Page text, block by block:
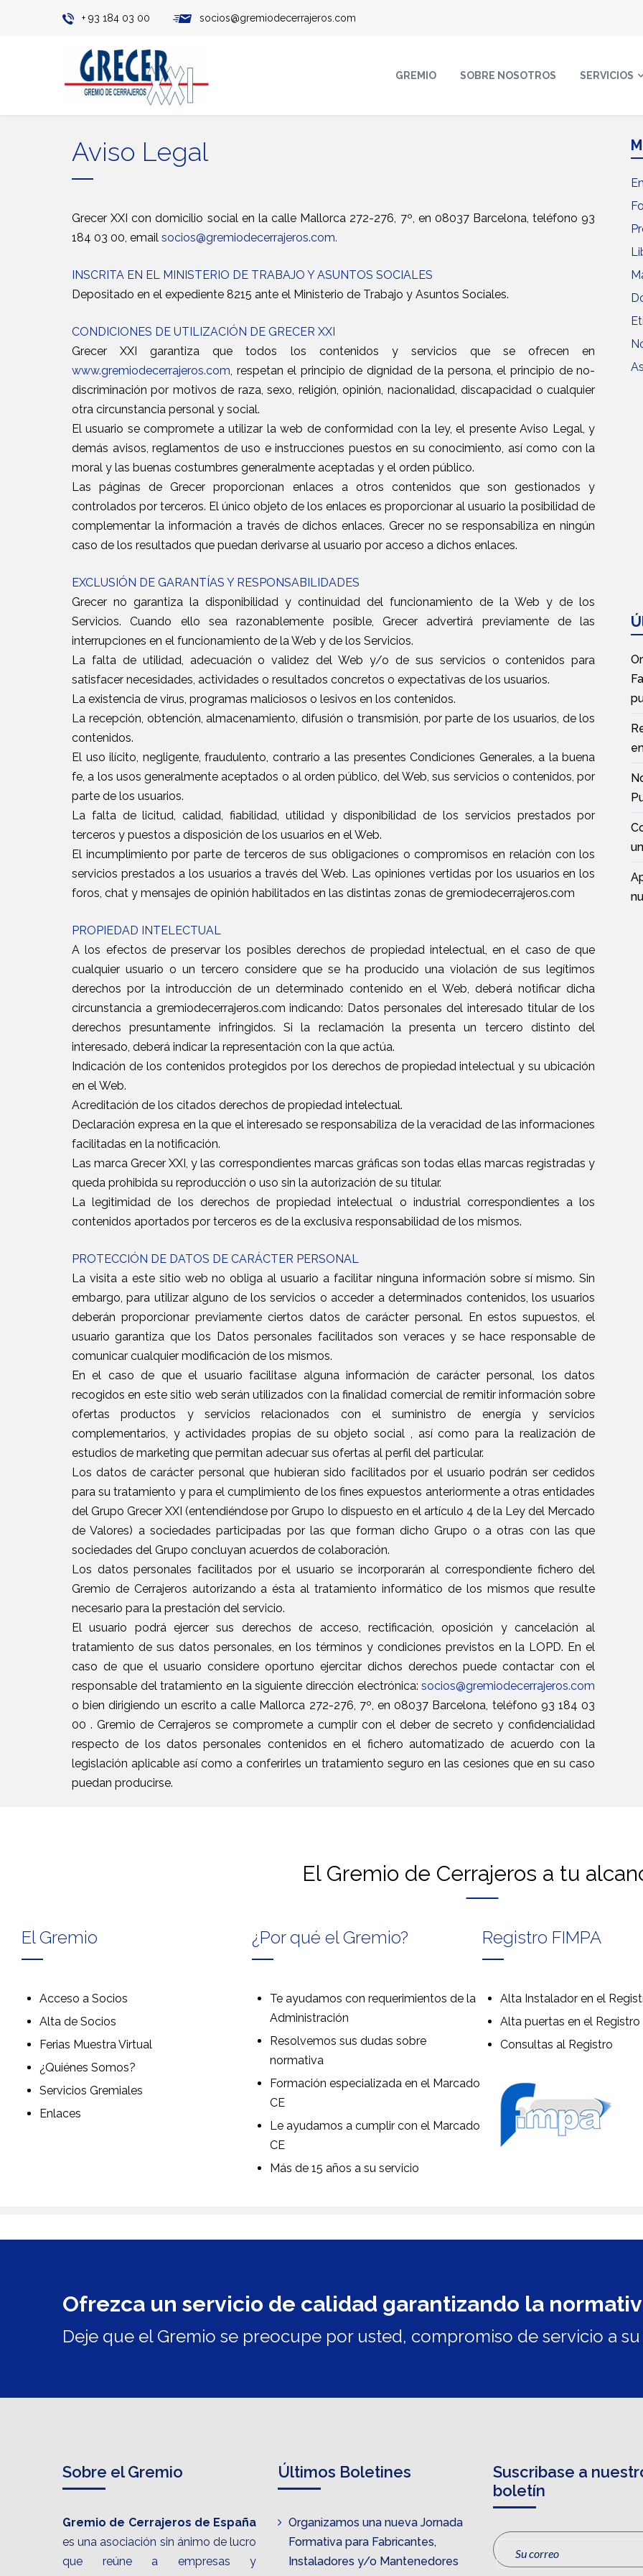
+ 93 184 03 00 socios@gremiodecerrajeros.com
GREMIO SOBRE NOSOTROS SERVICIOS
Aviso Legal
Grecer XXI con domicilio social en la calle Mallorca 272-276, 7º, en 08037 Barcelona, teléfono 93
184 03 00, email socios@gremiodecerrajeros.com.
INSCRITA EN EL MINISTERIO DE TRABAJO Y ASUNTOS SOCIALES
Depositado en el expediente 8215 ante el Ministerio de Trabajo y Asuntos Sociales.
CONDICIONES DE UTILIZACIÓN DE GRECER XXI
Grecer XXI garantiza que todos los contenidos y servicios que se ofrecen en
www.gremiodecerrajeros.com, respetan el principio de dignidad de la persona, el principio de no-
discriminación por motivos de raza, sexo, religión, opinión, nacionalidad, discapacidad o cualquier
otra circunstancia personal y social.
El usuario se compromete a utilizar la web de conformidad con la ley, el presente Aviso Legal, y
demás avisos, reglamentos de uso e instrucciones puestos en su conocimiento, así como con la
moral y las buenas costumbres generalmente aceptadas y el orden público.
Las páginas de Grecer proporcionan enlaces a otros contenidos que son gestionados y
controlados por terceros. El único objeto de los enlaces es proporcionar al usuario la posibilidad de
complementar la información a través de dichos enlaces. Grecer no se responsabiliza en ningún
caso de los resultados que puedan derivarse al usuario por acceso a dichos enlaces.
EXCLUSIÓN DE GARANTÍAS Y RESPONSABILIDADES
Grecer no garantiza la disponibilidad y continuidad del funcionamiento de la Web y de los
Servicios. Cuando ello sea razonablemente posible, Grecer advertirá previamente de las
interrupciones en el funcionamiento de la Web y de los Servicios.
La falta de utilidad, adecuación o validez del Web y/o de sus servicios o contenidos para
satisfacer necesidades, actividades o resultados concretos o expectativas de los usuarios.
La existencia de virus, programas maliciosos o lesivos en los contenidos.
La recepción, obtención, almacenamiento, difusión o transmisión, por parte de los usuarios, de los
contenidos.
El uso ilícito, negligente, fraudulento, contrario a las presentes Condiciones Generales, a la buena
fe, a los usos generalmente aceptados o al orden público, del Web, sus servicios o contenidos, por
parte de los usuarios.
La falta de licitud, calidad, fiabilidad, utilidad y disponibilidad de los servicios prestados por
terceros y puestos a disposición de los usuarios en el Web.
El incumplimiento por parte de terceros de sus obligaciones o compromisos en relación con los
servicios prestados a los usuarios a través del Web. Las opiniones vertidas por los usuarios en los
foros, chat y mensajes de opinión habilitados en las distintas zonas de gremiodecerrajeros.com
PROPIEDAD INTELECTUAL
A los efectos de preservar los posibles derechos de propiedad intelectual, en el caso de que
cualquier usuario o un tercero considere que se ha producido una violación de sus legítimos
derechos por la introducción de un determinado contenido en el Web, deberá notificar dicha
circunstancia a gremiodecerrajeros.com indicando: Datos personales del interesado titular de los
derechos presuntamente infringidos. Si la reclamación la presenta un tercero distinto del
interesado, deberá indicar la representación con la que actúa.
Indicación de los contenidos protegidos por los derechos de propiedad intelectual y su ubicación
en el Web.
Acreditación de los citados derechos de propiedad intelectual.
Declaración expresa en la que el interesado se responsabiliza de la veracidad de las informaciones
facilitadas en la notificación.
Las marca Grecer XXI, y las correspondientes marcas gráficas son todas ellas marcas registradas y
queda prohibida su reproducción o uso sin la autorización de su titular.
La legitimidad de los derechos de propiedad intelectual o industrial correspondientes a los
contenidos aportados por terceros es de la exclusiva responsabilidad de los mismos.
PROTECCIÓN DE DATOS DE CARÁCTER PERSONAL
La visita a este sitio web no obliga al usuario a facilitar ninguna información sobre sí mismo. Sin
embargo, para utilizar alguno de los servicios o acceder a determinados contenidos, los usuarios
deberán proporcionar previamente ciertos datos de carácter personal. En estos supuestos, el
usuario garantiza que los Datos personales facilitados son veraces y se hace responsable de
comunicar cualquier modificación de los mismos.
En el caso de que el usuario facilitase alguna información de carácter personal, los datos
recogidos en este sitio web serán utilizados con la finalidad comercial de remitir información sobre
ofertas productos y servicios relacionados con el suministro de energía y servicios
complementarios, y actividades propias de su objeto social , así como para la realización de
estudios de marketing que permitan adecuar sus ofertas al perfil del particular.
Los datos de carácter personal que hubieran sido facilitados por el usuario podrán ser cedidos
para su tratamiento y para el cumplimiento de los fines expuestos anteriormente a otras entidades
del Grupo Grecer XXI (entendiéndose por Grupo lo dispuesto en el artículo 4 de la Ley del Mercado
de Valores) a sociedades participadas por las que forman dicho Grupo o a otras con las que
sociedades del Grupo concluyan acuerdos de colaboración.
Los datos personales facilitados por el usuario se incorporarán al correspondiente fichero del
Gremio de Cerrajeros autorizando a ésta al tratamiento informático de los mismos que resulte
necesario para la prestación del servicio.
El usuario podrá ejercer sus derechos de acceso, rectificación, oposición y cancelación al
tratamiento de sus datos personales, en los términos y condiciones previstos en la LOPD. En el
caso de que el usuario considere oportuno ejercitar dichos derechos puede contactar con el
responsable del tratamiento en la siguiente dirección electrónica:socios@gremiodecerrajeros.com
o bien dirigiendo un escrito a calle Mallorca 272-276, 7º, en 08037 Barcelona, teléfono 93 184 03
00 . Gremio de Cerrajeros se compromete a cumplir con el deber de secreto y confidencialidad
respecto de los datos personales contenidos en el fichero automatizado de acuerdo con la
legislación aplicable así como a conferirles un tratamiento seguro en las cesiones que en su caso
puedan producirse.
El Gremio de Cerrajeros a tu
El Gremio
Acceso a Socios
Alta de Socios
Ferias Muestra Virtual
¿Quiénes Somos?
Servicios Gremiales
Enlaces
¿Por qué el Gremio?
Te ayudamos con requerimientos de la
Administración
Resolvemos sus dudas sobre
normativa
Formación especializada en el Marcado
CE
Le ayudamos a cumplir con el Marcado
CE
Más de 15 años a su servicio
Registro FIMPA
Alta Instalador en el
Alta puertas en el Registro
Consultas al Registro
Ofrezca un servicio de calidad garantizando la
Deje que el Gremio se preocupe por usted, compromiso de servicio a
Sobre el Gremio
Gremio de Cerrajeros de España
es una asociación sin ánimo de lucro
que reúne a empresas y
Últimos Boletines
Organizamos una nueva Jornada
Formativa para Fabricantes,
Instaladores y/o Mantenedores
Suscribase a
boletín